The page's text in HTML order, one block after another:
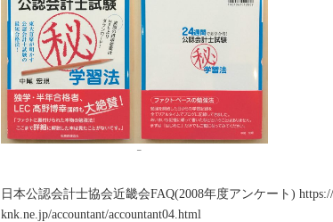
–
日本公認会計士協会近畿会FAQ(2008年度アンケート)
knk.ne.jp/accountant/accountant04.html